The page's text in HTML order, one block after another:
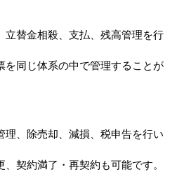
立替金相殺、支払、残高管理を行
を同じ体系の中で管理することが
理、除売却、減損、税申告を行い
契約満了・再契約も可能です。